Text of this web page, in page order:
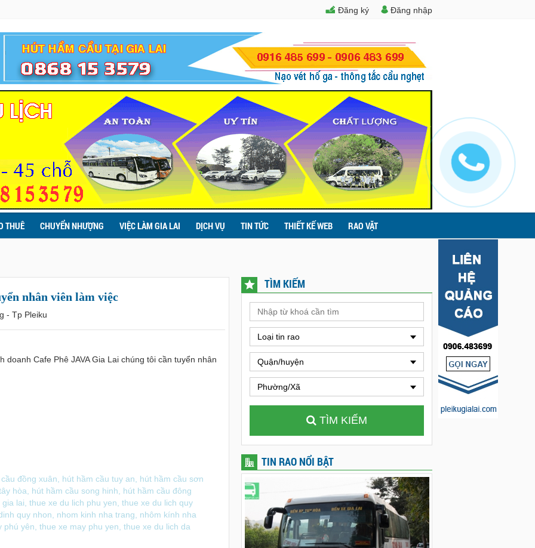
Đăng nhập
Đăng ký
THUÊ CHUYỂN NHƯỢNG VIỆC LÀM GIA LAI DỊCH VỤ TIN TỨC THIẾT KẾ WEB RAO VẶT
nhân viên làm việc
- Tp Pleiku
doanh Cafe Phê JAVA Gia Lai chúng tôi cần tuyển nhân
đồng xuân hút hầm cầu tuy an
hút hầm cầu sơn
hòa hút hầm cầu song hinh
hút hầm cầu đông
lai thue xe du lich phu yen thue xe du lich quy
quy nhon nhom kinh nha trang
nhôm kính nha
phú yên thue xe may phu yen thue xe du lich da
TÌM KIẾM
Loại tin rao
Quận/huyện
Phường/Xã
TÌM KIẾM
TIN RAO NỔI BẬT